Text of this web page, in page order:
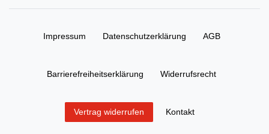
Impressum Daten­schutz­erklärung AGB
Barrierefreiheitserklärung Widerrufs­recht
Vertrag widerrufen Kontakt